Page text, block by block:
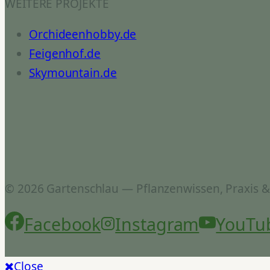
WEITERE PROJEKTE
Orchideenhobby.de
Feigenhof.de
Skymountain.de
© 2026 Gartenschlau — Pflanzenwissen, Praxis
Facebook Instagram
Close